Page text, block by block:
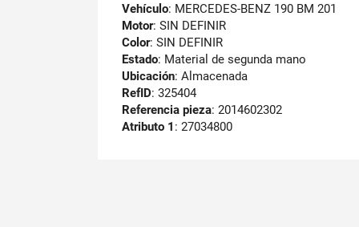
Vehículo: MERCEDES-BENZ 190 BM 201
Motor: SIN DEFINIR
Color: SIN DEFINIR
Estado: Material de segunda mano
Ubicación: Almacenada
RefID: 325404
Referencia pieza: 2014602302
Atributo 1 : 27034800